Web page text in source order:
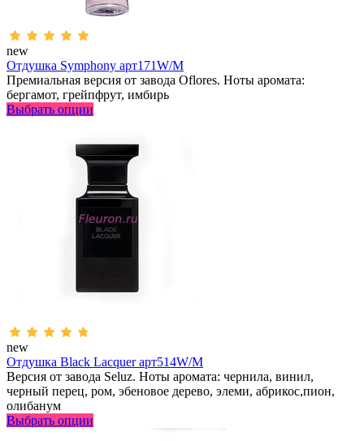
new
Отдушка Symphony арт171W/M
Премиальная версия от завода Oflores. Ноты аромата:
бергамот, грейпфрут, имбирь
Выбрать опции
new
Отдушка Black Lacquer арт514W/M
Версия от завода Seluz. Ноты аромата: чернила, винил,
черный перец, ром, эбеновое дерево, элеми, абрикос,пион,
олибанум
Выбрать опции